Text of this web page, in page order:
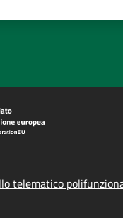
telematico